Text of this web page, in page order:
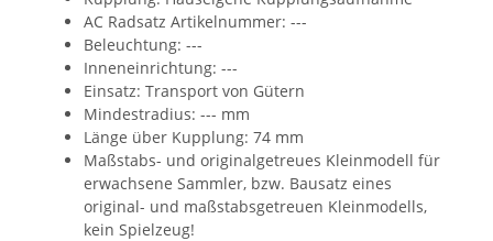
AC Radsatz Artikelnummer: ---
Beleuchtung: ---
Inneneinrichtung: ---
Einsatz: Transport von Gütern
Mindestradius: --- mm
Länge über Kupplung: 74 mm
Maßstabs- und originalgetreues Kleinmodell für
erwachsene Sammler, bzw. Bausatz eines
original- und maßstabsgetreuen Kleinmodells,
kein Spielzeug!